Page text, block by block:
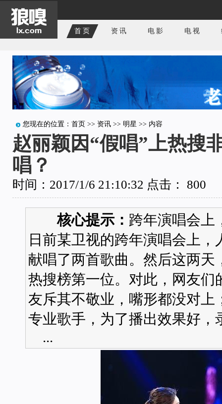
首页 资讯 电影 电视
您现在的位置： 首页 >> 资讯 >> 明星 >> 内容
赵丽颖因“假唱”上热搜
唱？
时间：2017/1/6 21:10:32 点击： 800
核心提示： 跨年演唱会
日前某卫视的跨年演唱会上
献唱了两首歌曲。然后这两天
热搜榜第一位。对此，网友
友斥其不敬业，嘴形都没对
专业歌手，为了播出效果好
...